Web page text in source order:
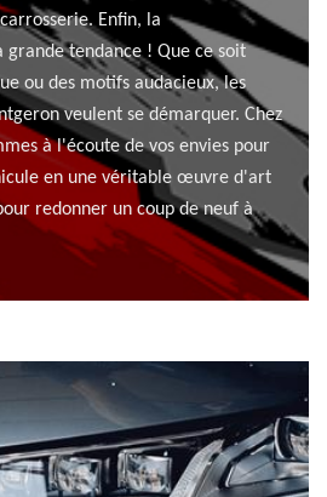
Enfin, la
grande tendance ! Que ce soit
ou des motifs audacieux, les
veulent se démarquer. Chez
à l'écoute de vos envies pour
en une véritable œuvre d'art
redonner un coup de neuf à